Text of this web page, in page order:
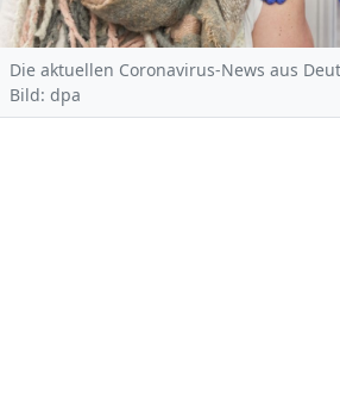
Die aktuellen Coronavirus-News aus
Bild: dpa